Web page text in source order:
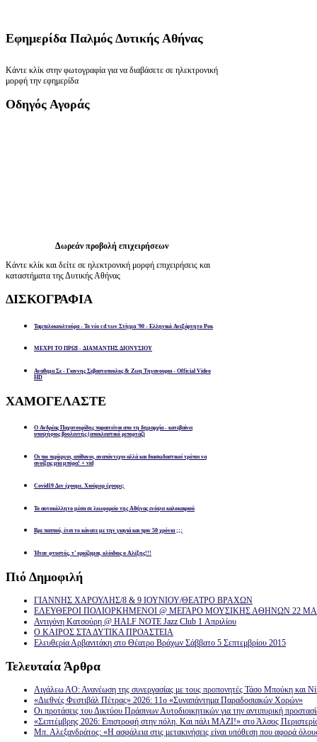
Εφημερίδα Παλμός Δυτικής Αθήνας
Κάντε κλίκ στην φωτογραφία για να διαβάσετε σε ηλεκτρονική
μορφή την εφημερίδα
Οδηγός Αγοράς
Δωρεάν προβολή επιχειρήσεων
Κάντε κλίκ και δείτε σε ηλεκτρονική μορφή επιχειρήσεις και
καταστήματα της Δυτικής Αθήνας
ΔΙΣΚΟΓΡΑΦΙΑ
Ταμπελοκουλτούρα - Το νέο cd των Στίγμα '90 - Ελληνικό Ανεξάρτητο Ροκ
ΜΕΧΡΙ ΤΟ ΠΡΩΙ - ΔΙΑΜΑΝΤΗΣ ΔΙΟΝΥΣΙΟΥ
Αναθεμα Σε - Γιαννης Σεβαστοπουλος & Ζωη Τηγανουρια - Official Video
HD
ΧΑΜΟΓΕΛΑΣΤΕ
Ο Ανδρέας Παχατουρίδης παραιτείται απο τη δημαρχία - κατεβαίνει
υποψήφιος βουλευτής (αποκλειστικό ρεπορτάζ)
Οι πιο περίεργοι, απίθανοι, αναπάντεχοι αλλά και διασκεδαστικοί τρόποι να
ανοίξεις μία μπύρα! + vid
Covid19 Δεν έχουμε. Χιούμορ έχουμε;
Το αυτοκόλλητο μέσα σε λεωφορείο της Αθήνας ενόψει καλοκαιριού
Βρε παππού, έτσι το κάνατε με την γιαγιά και πριν 50 χρόνια ;;;
Ήταν φτυστός, τ’ ορκίζομαι, ολόιδιος ο Αλέξης!!!
Πιό Δημοφιλή
ΓΙΑΝΝΗΣ ΧΑΡΟΥΛΗΣ/8 & 9 ΙΟΥΝΙΟΥ/ΘΕΑΤΡΟ ΒΡΑΧΩΝ
ΕΛΕΥΘΕΡΟΙ ΠΟΛΙΟΡΚΗΜΕΝΟΙ @ ΜΕΓΑΡΟ ΜΟΥΣΙΚΗΣ ΑΘΗΝΩΝ 22
Αντιγόνη Κατσούρη @ HALF NOTE Jazz Club 1 Απριλίου
Ο ΚΑΙΡΟΣ ΣΤΑ ΔΥΤΙΚΑ ΠΡΟΑΣΤΕΙΑ
Ελευθερία Αρβανιτάκη στο Θέατρο Βράχων Σάββατο 5 Σεπτεμβρίου 2015
Τελευταία Άρθρα
Αιγάλεω ΑΟ: Ανανέωση της συνεργασίας με τους προπονητές Τάσο Μπούκη και
«Διεθνές Φεστιβάλ Πέτρας» 2026: 11ο «Συναπάντημα Παραδοσιακών Χορών»
Οι προτάσεις του Δικτύου Πράσινων Αυτοδιοικητικών για την αντιπυρική
«Σεπτέμβρης 2026: Επιστροφή στην πόλη. Και πάλι ΜΑΖΙ!» στο Άλσος
Μπ. Αλεξανδράτος: «Η ασφάλεια στις μετακινήσεις είναι υπόθεση που αφορά